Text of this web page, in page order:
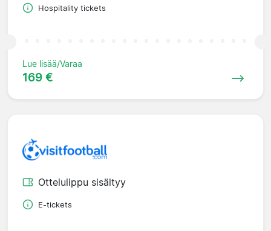
Hospitality tickets
Lue lisää/Varaa
169 €
Ottelulippu sisältyy
E-tickets